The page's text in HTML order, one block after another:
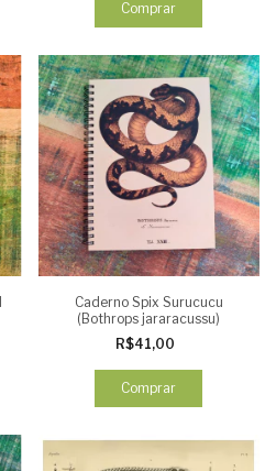
Comprar
Caderno Spix Surucucu
(Bothrops jararacussu)
R$41,00
Comprar